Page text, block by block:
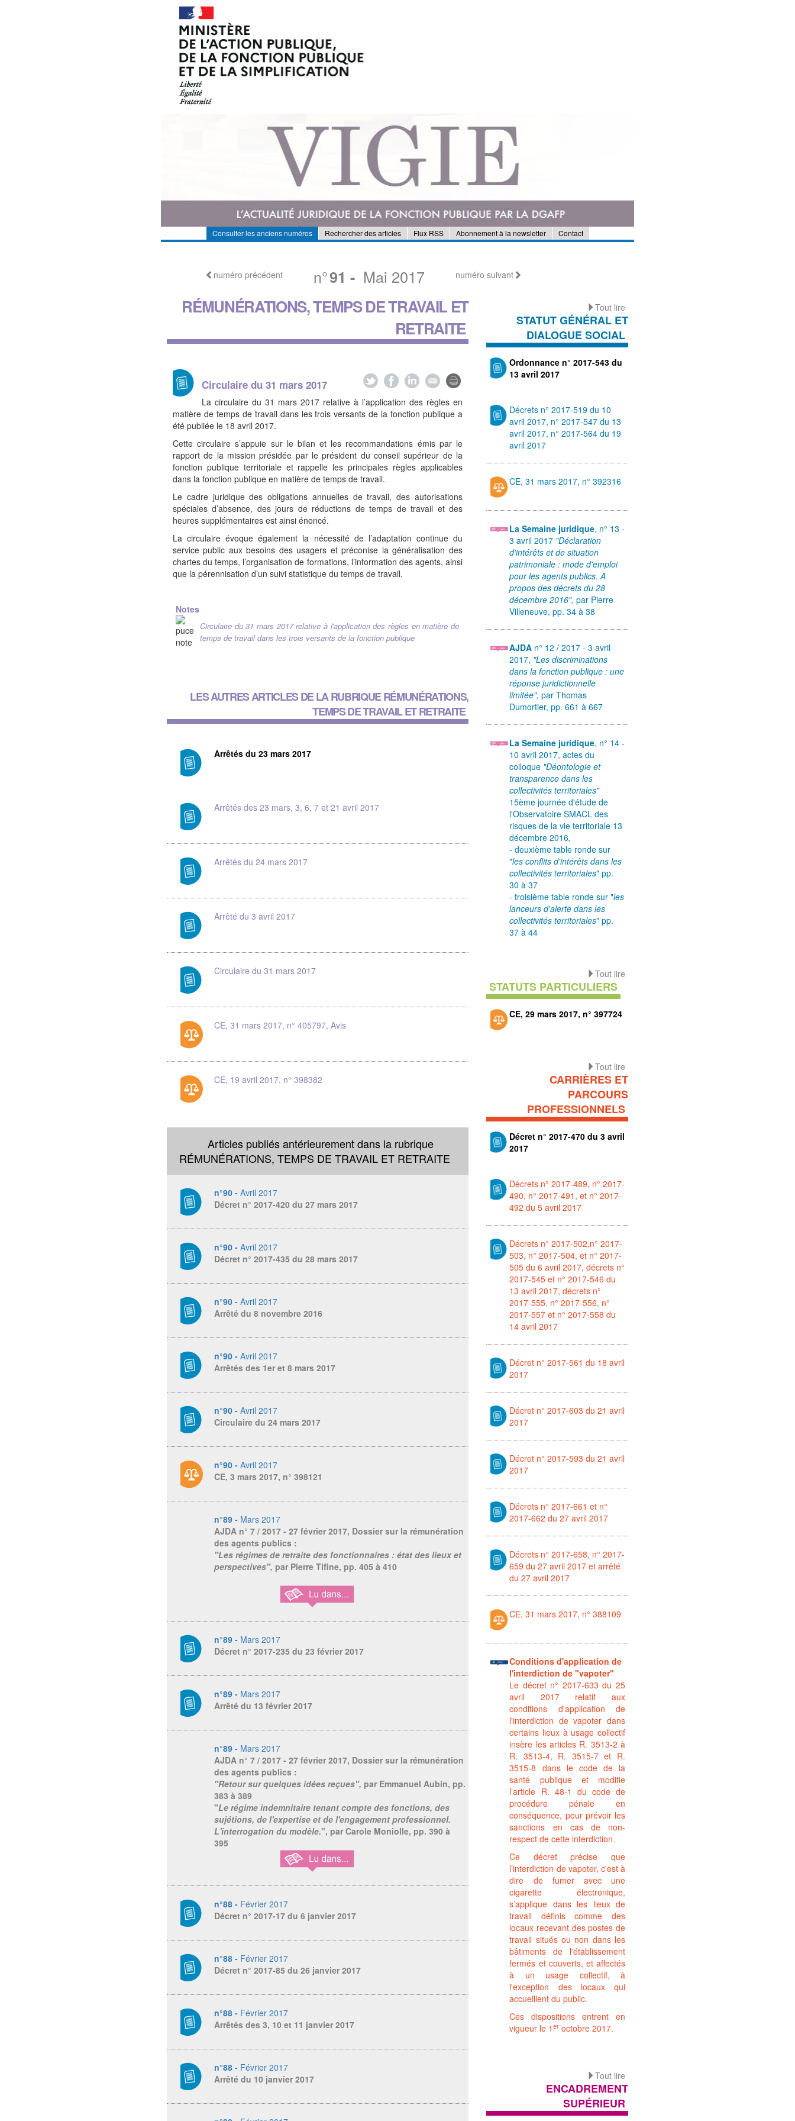
Consulter les anciens numéros Rechercher des articles Flux RSS Abonnement à la newsletter Contact
numéro précédent n°91 - Mai 2017 numéro suivant
RÉMUNÉRATIONS, TEMPS DE TRAVAIL ET
RETRAITE
Circulaire du 31 mars 2017
La circulaire du 31 mars 2017 relative à l’application des règles en
matière de temps de travail dans les trois versants de la fonction publique a
été publiée le 18 avril 2017.
Cette circulaire s’appuie sur le bilan et les recommandations émis par le
rapport de la mission présidée par le président du conseil supérieur de la
fonction publique territoriale et rappelle les principales règles applicables
dans la fonction publique en matière de temps de travail.
Le cadre juridique des obligations annuelles de travail, des autorisations
spéciales d’absence, des jours de réductions de temps de travail et des
heures supplémentaires est ainsi énoncé.
La circulaire évoque également la nécessité de l’adaptation continue du
service public aux besoins des usagers et préconise la généralisation des
chartes du temps, l’organisation de formations, l’information des agents, ainsi
que la pérennisation d’un suivi statistique du temps de travail.
Notes
Circulaire du 31 mars 2017 relative à l'application des règles en matière de
temps de travail dans les trois versants de la fonction publique
LES AUTRES ARTICLES DE LA RUBRIQUERÉMUNÉRATIONS,
TEMPS DE TRAVAIL ET RETRAITE
Arrêtés du 23 mars 2017
Arrêtés des 23 mars, 3, 6, 7 et 21 avril 2017
Arrêtés du 24 mars 2017
Arrêté du 3 avril 2017
Circulaire du 31 mars 2017
CE, 31 mars 2017, n° 405797, Avis
CE, 19 avril 2017, n° 398382
Articles publiés antérieurement dans la rubrique
RÉMUNÉRATIONS, TEMPS DE TRAVAIL ET RETRAITE
n°90 - Avril 2017
Décret n° 2017-420 du 27 mars 2017
n°90 - Avril 2017
Décret n° 2017-435 du 28 mars 2017
n°90 - Avril 2017
Arrêté du 8 novembre 2016
n°90 - Avril 2017
Arrêtés des 1er et 8 mars 2017
n°90 - Avril 2017
Circulaire du 24 mars 2017
n°90 - Avril 2017
CE, 3 mars 2017, n° 398121
n°89 - Mars 2017
AJDA n° 7 / 2017 - 27 février 2017, Dossier sur la rémunération
des agents publics :
"Les régimes de retraite des fonctionnaires : état des lieux et
perspectives", par Pierre Tifine, pp. 405 à 410
n°89 - Mars 2017
Décret n° 2017-235 du 23 février 2017
n°89 - Mars 2017
Arrêté du 13 février 2017
n°89 - Mars 2017
AJDA n° 7 / 2017 - 27 février 2017, Dossier sur la rémunération
des agents publics :
"Retour sur quelques idées reçues", par Emmanuel Aubin, pp.
383 à 389
"Le régime indemnitaire tenant compte des fonctions, des
sujétions, de l'expertise et de l'engagement professionnel.
L'interrogation du modèle.", par Carole Moniolle, pp. 390 à
395
n°88 - Février 2017
Décret n° 2017-17 du 6 janvier 2017
n°88 - Février 2017
Décret n° 2017-85 du 26 janvier 2017
n°88 - Février 2017
Arrêtés des 3, 10 et 11 janvier 2017
n°88 - Février 2017
Arrêté du 10 janvier 2017
Tout lire
STATUT GÉNÉRAL ET
DIALOGUE SOCIAL
Ordonnance n° 2017-543 du
13 avril 2017
Décrets n° 2017-519 du 10
avril 2017, n° 2017-547 du 13
avril 2017, n° 2017-564 du 19
avril 2017
CE, 31 mars 2017, n° 392316
La Semaine juridique, n° 13 -
3 avril 2017 "Déclaration
d'intérêts et de situation
patrimoniale : mode d'emploi
pour les agents publics. A
propos des décrets du 28
décembre 2016",par Pierre
Villeneuve, pp. 34 à 38
AJDA n° 12 / 2017 - 3 avril
2017, "Les discriminations
dans la fonction publique : une
réponse juridictionnelle
limitée",par Thomas
Dumortier, pp. 661 à 667
La Semaine juridique, n° 14 -
10 avril 2017, actes du
colloque "Déontologie et
transparence dans les
collectivités territoriales"
15ème journée d'étude de
l'Observatoire SMACL des
risques de la vie territoriale 13
décembre 2016,
- deuxième table ronde sur
"les conflits d'intérêts dans les
collectivités territoriales" pp.
30 à 37
- troisième table ronde sur "les
lanceurs d'alerte dans les
collectivités territoriales" pp.
37 à 44
Tout lire
STATUTS PARTICULIERS
CE, 29 mars 2017, n° 397724
Tout lire
CARRIÈRES ET
PARCOURS
PROFESSIONNELS
Décret n° 2017-470 du 3 avril
2017
Décrets n° 2017-489, n° 2017-
490, n° 2017-491, et n° 2017-
492 du 5 avril 2017
Décrets n° 2017-502,n° 2017-
503, n° 2017-504, et n° 2017-
505 du 6 avril 2017, décrets n°
2017-545 et n° 2017-546 du
13 avril 2017, décrets n°
2017-555, n° 2017-556, n°
2017-557 et n° 2017-558 du
14 avril 2017
Décret n° 2017-561 du 18 avril
2017
Décret n° 2017-603 du 21 avril
2017
Décret n° 2017-593 du 21 avril
2017
Décrets n° 2017-661 et n°
2017-662 du 27 avril 2017
Décrets n° 2017-658, n° 2017-
659 du 27 avril 2017 et arrêté
du 27 avril 2017
CE, 31 mars 2017, n° 388109
Conditions d'application de
l'interdiction de "vapoter"
Le décret n° 2017-633 du 25
avril 2017 relatif aux
conditions d'application de
l'interdiction de vapoter dans
certains lieux à usage collectif
insère les articles R. 3513-2 à
R. 3513-4, R. 3515-7 et R.
3515-8 dans le code de la
santé publique et modifie
l’article R. 48-1 du code de
procédure pénale en
conséquence, pour prévoir les
sanctions en cas de non-
respect de cette interdiction.
Ce décret précise que
l’interdiction de vapoter, c'est à
dire de fumer avec une
cigarette électronique,
s’applique dans les lieux de
travail définis comme des
locaux recevant des postes de
travail situés ou non dans les
bâtiments de l'établissement
fermés et couverts, et affectés
à un usage collectif, à
l'exception des locaux qui
accueillent du public.
Ces dispositions entrent en
vigueur le 1er octobre 2017.
Tout lire
ENCADREMENT
SUPÉRIEUR